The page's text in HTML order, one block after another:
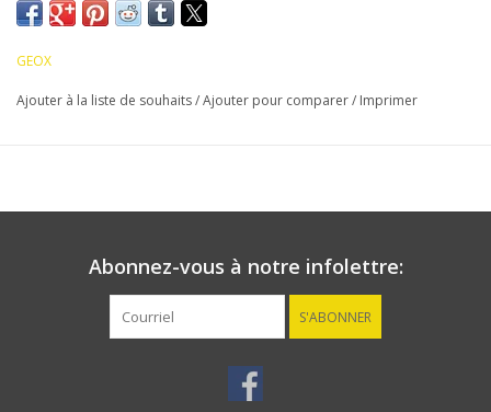
GEOX
Ajouter à la liste de souhaits/Ajouter pour comparer/ Imprimer
Abonnez-vous à notre infolettre:
S'ABONNER